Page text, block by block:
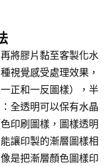
將膠片黏至客製化水
視覺感受處理效果，
正和一反圖樣），半
全透明可以保有水晶
印刷圖樣，圖樣透明
讓印製的漸層圖樣相
是把漸層顏色圖樣印